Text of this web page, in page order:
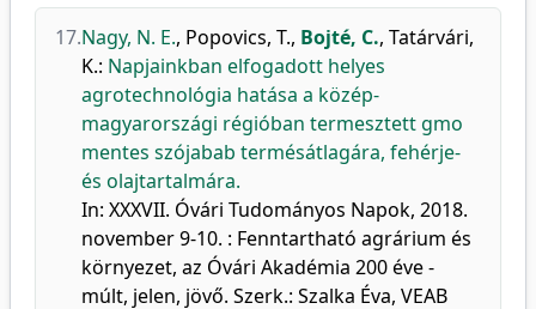
17.Nagy, N. E., Popovics, T., Bojté, C., Tatárvári,
K.: Napjainkban elfogadott helyes
agrotechnológia hatása a közép-
magyarországi régióban termesztett gmo
mentes szójabab termésátlagára, fehérje-
és olajtartalmára.
In: XXXVII. Óvári Tudományos Napok, 2018.
november 9-10. : Fenntartható agrárium és
környezet, az Óvári Akadémia 200 éve -
múlt, jelen, jövő. Szerk.: Szalka Éva, VEAB